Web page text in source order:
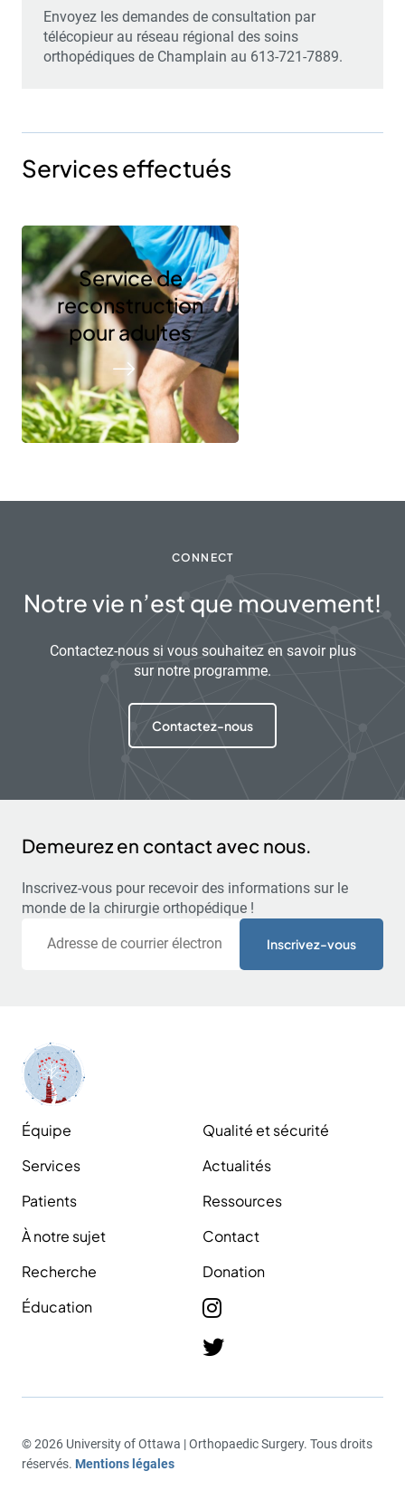
Envoyez les demandes de consultation par
télécopieur au réseau régional des soins
orthopédiques de Champlain au 613-721-7889.
Services effectués
Service de
reconstruction
pour adultes
CONNECT
Notre vie n’est que mouvement!
Contactez-nous si vous souhaitez en savoir plus
sur notre programme.
Contactez-nous
Demeurez en contact avec nous.
Inscrivez-vous pour recevoir des informations sur le
monde de la chirurgie orthopédique !
Équipe
Services
Patients
À notre sujet
Recherche
Éducation
Qualité et sécurité
Actualités
Ressources
Contact
Donation
© 2026 University of Ottawa | Orthopaedic Surgery. Tous droits
réservés. Mentions légales